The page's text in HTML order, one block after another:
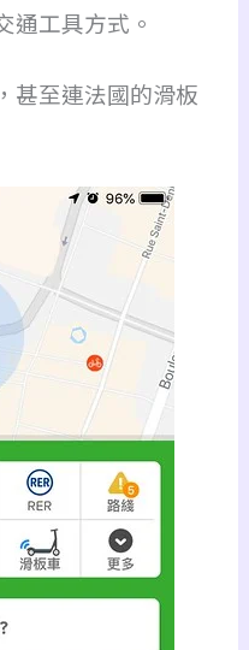
通工具方式。
甚至連法國的滑板